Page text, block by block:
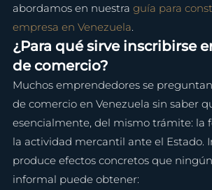
abordamos en nuestra guía para
empresa en Venezuela.
¿Para qué sirve inscribirse
de comercio?
Muchos emprendedores se
de comercio en Venezuela sin saber
esencialmente, del mismo trámite: la
la actividad mercantil ante el Estado.
produce efectos concretos que
informal puede obtener: